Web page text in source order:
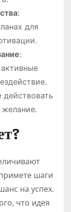
:
для
:
действовать
желание.
шаги
на успех.
что идея